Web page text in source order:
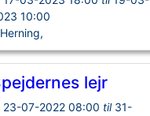
10:00
Herning,
lejr
23-07-2022 08:00 til 31-